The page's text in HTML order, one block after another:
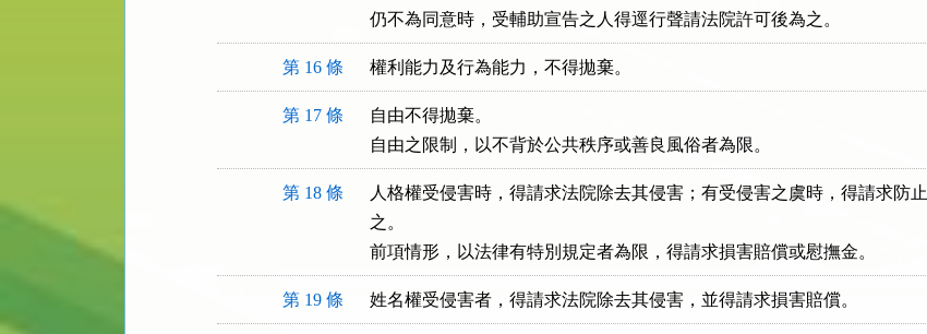
仍不為同意時，受輔助宣告之人得逕行聲請法院許可後為之。
第 16 條 權利能力及行為能力，不得拋棄。
第 17 條
自由不得拋棄。
自由之限制，以不背於公共秩序或善良風俗者為限。
第 18 條
人格權受侵害時，得請求法院除去其侵害；有受侵害之虞時，得請求防止
之。
前項情形，以法律有特別規定者為限，得請求損害賠償或慰撫金。
第 19 條 姓名權受侵害者，得請求法院除去其侵害，並得請求損害賠償。